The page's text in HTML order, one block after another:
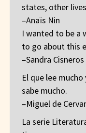
states, other
–Anaïs Nin
I wanted to be a
to go about this
–Sandra Cisneros
El que lee
sabe mucho.
–Miguel de
La serie